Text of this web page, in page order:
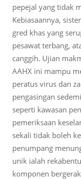
pepejal yang tidak
Kebiasaannya,
gred khas yang
pesawat terbang,
canggih. Ujian
AAHX ini mampu
peratus virus dan
pengasingan
seperti kawasan
pemeriksaan
sekali tidak boleh
penumpang
unik ialah
komponen